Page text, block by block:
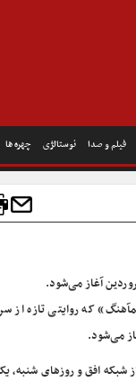
فیلم و صدا نوستالژی چهره ها
که روایتی تازه از
برنامه روزهای چهارشنبه، پنجشنبه و جمعه هر هفته ساعت ۲۲ از شبکه افق و